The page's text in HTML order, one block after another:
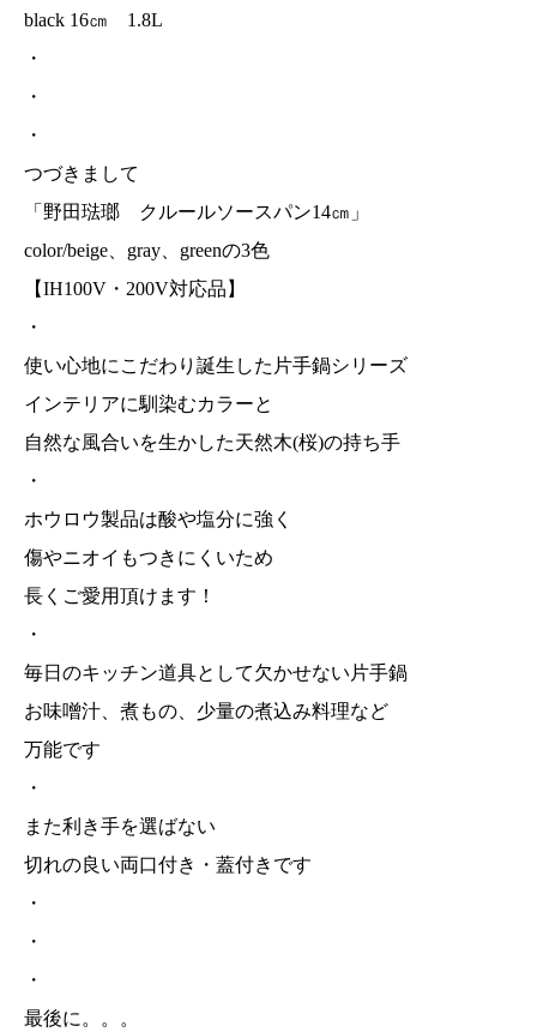
black 16㎝ 1.8L
・
・
・
つづきまして
「野田琺瑯 クルールソースパン14㎝」
color/beige、gray、greenの3色
【IH100V・200V対応品】
・
使い心地にこだわり誕生した片手鍋シリーズ
インテリアに馴染むカラーと
自然な風合いを生かした天然木(桜)の持ち手
・
ホウロウ製品は酸や塩分に強く
傷やニオイもつきにくいため
長くご愛用頂けます！
・
毎日のキッチン道具として欠かせない片手鍋
お味噌汁、煮もの、少量の煮込み料理など
万能です
・
また利き手を選ばない
切れの良い両口付き・蓋付きです
・
・
・
最後に。。。